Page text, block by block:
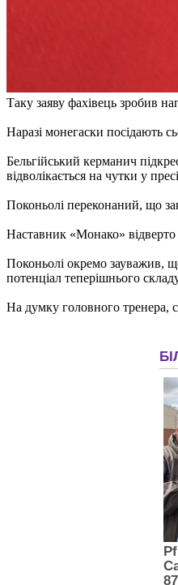
Таку заяву фахівець зробив
Наразі монегаски посідають
Бельгійський керманич
відволікається на чутки у
Поконьолі переконаний, що
Наставник «Монако» відверто
Поконьолі окремо зауважив,
потенціал теперішнього
На думку головного тренера,